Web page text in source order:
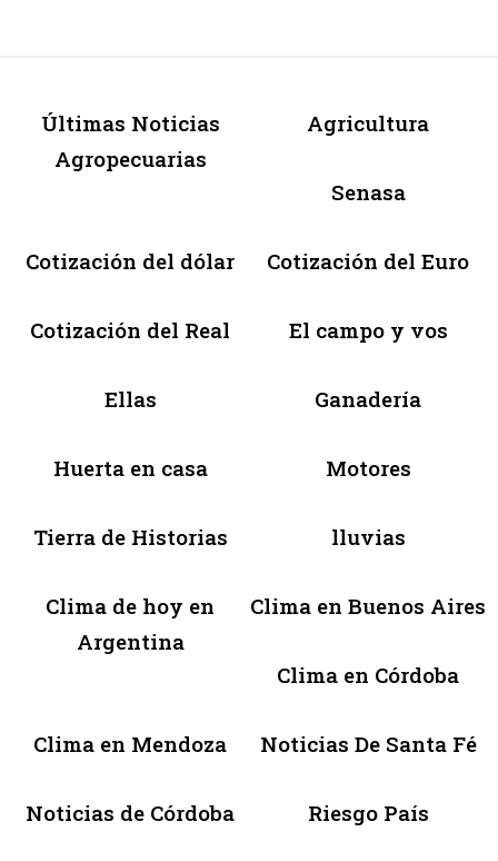
Últimas Noticias
Agropecuarias
Agricultura
Senasa
Cotización del dólar Cotización del Euro
Cotización del Real El campo y vos
Ellas Ganadería
Huerta en casa Motores
Tierra de Historias lluvias
Clima de hoy en
Argentina
Clima en Buenos Aires
Clima en Córdoba
Clima en Mendoza Noticias De Santa Fé
Noticias de Córdoba Riesgo País